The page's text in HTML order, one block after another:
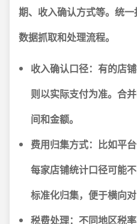
期、收入确认方式等。 统一
数据抓取和处理流程。
收入确认口径： 有的店
则以实际支付为准。合
间和金额。
费用归集方式： 比如平
每家店铺统计口径可能
标准化归集，便于横向对
税费处理： 不同地区税